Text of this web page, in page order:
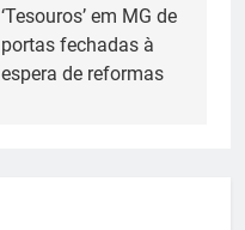
‘Tesouros’ em MG de
portas fechadas à
espera de reformas